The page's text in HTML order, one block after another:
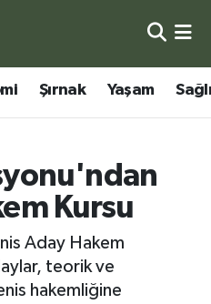
Şırnak Yaşam
Kursu
Aday Hakem
teorik ve
hakemliğine
Haritası
ve Fikstür